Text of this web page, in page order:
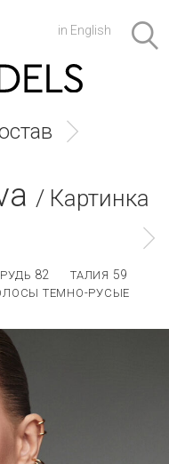
in English
/ Картинка
82 ТАЛИЯ 59
ТЕМНО-РУСЫЕ